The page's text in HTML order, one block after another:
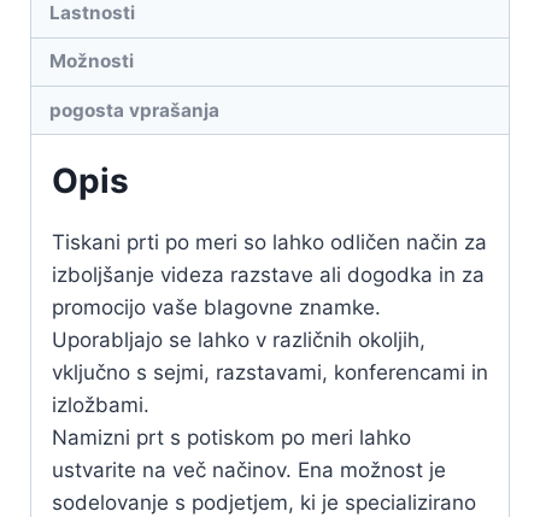
Lastnosti
Možnosti
pogosta vprašanja
Opis
Tiskani prti po meri so lahko odličen način za
izboljšanje videza razstave ali dogodka in za
promocijo vaše blagovne znamke.
Uporabljajo se lahko v različnih okoljih,
vključno s sejmi, razstavami, konferencami in
izložbami.
Namizni prt s potiskom po meri lahko
ustvarite na več načinov. Ena možnost je
sodelovanje s podjetjem, ki je specializirano